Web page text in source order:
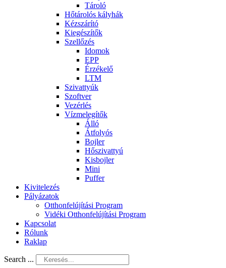
Tároló
Hőtárolós kályhák
Kézszárító
Kiegészítők
Szellőzés
Idomok
EPP
Érzékelő
LTM
Szivattyúk
Szoftver
Vezérlés
Vízmelegítők
Álló
Átfolyós
Bojler
Hőszivattyú
Kisbojler
Mini
Puffer
Kivitelezés
Pályázatok
Otthonfelújítási Program
Vidéki Otthonfelújítási Program
Kapcsolat
Rólunk
Raklap
Search ...